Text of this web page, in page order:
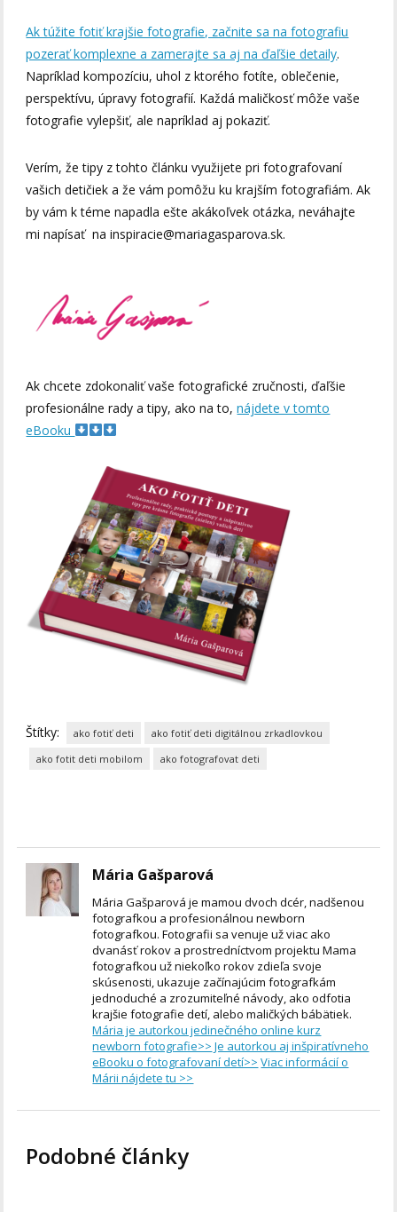
Ak túžite fotiť krajšie fotografie, začnite sa na fotografiu
pozerať komplexne a zamerajte sa aj na ďaľšie detaily.
Napríklad kompozíciu, uhol z ktorého fotíte, oblečenie,
perspektívu, úpravy fotografií. Každá maličkosť môže vaše
fotografie vylepšiť, ale napríklad aj pokaziť.
Verím, že tipy z tohto článku využijete pri fotografovaní
vašich detičiek a že vám pomôžu ku krajším fotografiám. Ak
by vám k téme napadla ešte akákoľvek otázka, neváhajte
mi napísať na inspiracie@mariagasparova.sk.
Ak chcete zdokonaliť vaše fotografické zručnosti, ďaľšie
profesionálne rady a tipy, ako na to,nájdete v tomto
eBooku
Štítky: ako fotiť deti
ako fotiť deti digitálnou zrkadlovkou
ako fotit deti mobilom
ako fotografovat deti
Mária Gašparová
Mária Gašparová je mamou dvoch dcér, nadšenou
fotografkou a profesionálnou newborn
fotografkou. Fotografii sa venuje už viac ako
dvanásť rokov a prostredníctvom projektu Mama
fotografkou už niekoľko rokov zdieľa svoje
skúsenosti, ukazuje začínajúcim fotografkám
jednoduché a zrozumiteľné návody, ako odfotia
krajšie fotografie detí, alebo maličkých bábätiek.
Mária je autorkou jedinečného online kurz
newborn fotografie>> Je autorkou aj inšpiratívneho
eBooku o fotografovaní detí>> Viac informácií o
Márii nájdete tu >>
Podobné články